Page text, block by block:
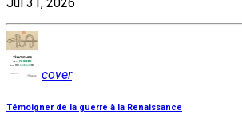
cover
Témoigner de la guerre à la Renaissance